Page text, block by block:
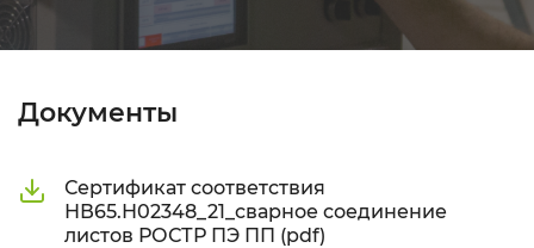
Документы
Сертификат соответствия
НВ65.Н02348_21_сварное соединение
листов РОСТР ПЭ ПП (pdf)